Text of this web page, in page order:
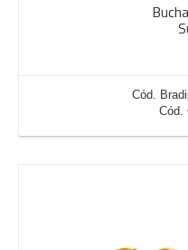
Cód.
Cód.